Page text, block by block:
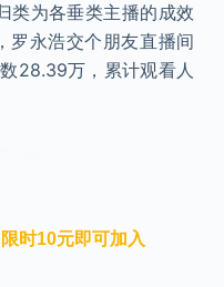
类为各垂类主播的成效
罗永浩交个朋友直播间
28.39万，累计观看人
时10元即可加入